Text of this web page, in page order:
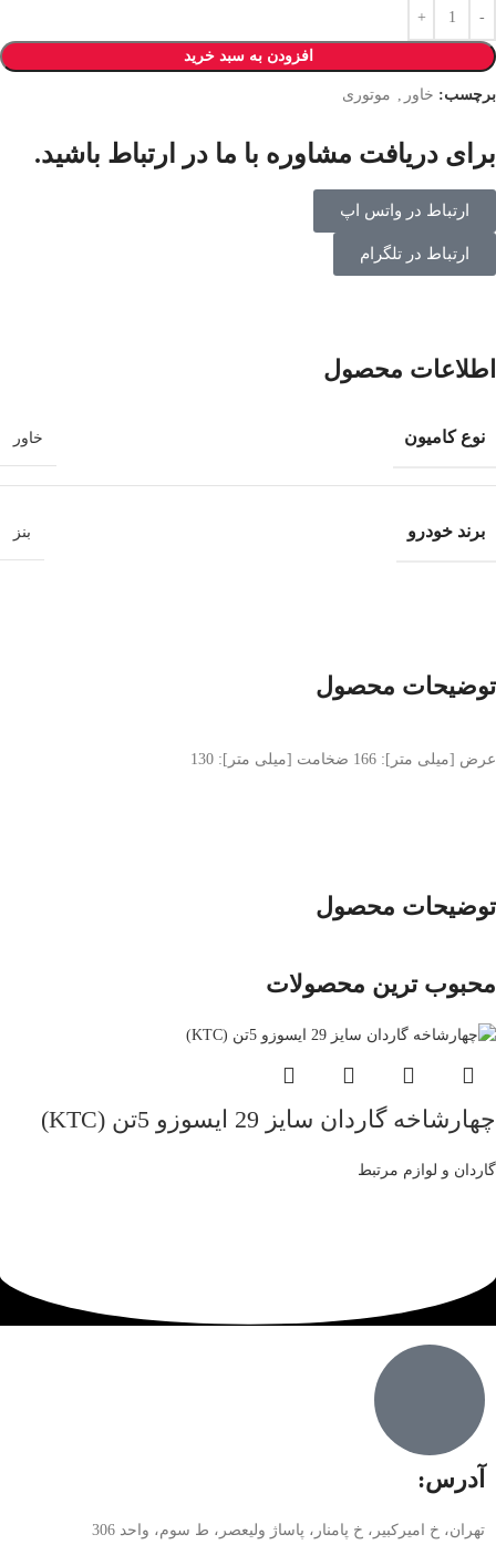
افزودن به سبد خرید
برچسب: خاور موتوری
برای دریافت مشاوره با ما در ارتباط باشید.
ارتباط در واتس اپ
ارتباط در تلگرام
توضیحات محصول
عرض [میلی متر]: 166 ضخامت [میلی متر]: 130
اطلاعات محصول
نوع کامیون خاور
برند خودرو بنز
توضیحات محصول
محبوب ترین محصولات
چهارشاخه گاردان سایز 29 ایسوزو 5تن (KTC)
گاردان و لوازم مرتبط
آدرس:
تهران، خ امیرکبیر، خ پامنار، پاساژ ولیعصر، ط سوم، واحد 306